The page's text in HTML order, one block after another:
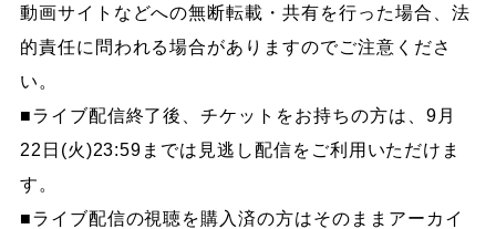
動画サイトなどへの無断転載・共有を行った場合、法
的責任に問われる場合がありますのでご注意くださ
い。
■ライブ配信終了後、チケットをお持ちの方は、9月
22日(火)23:59までは見逃し配信をご利用いただけま
す。
■ライブ配信の視聴を購入済の方はそのままアーカイ